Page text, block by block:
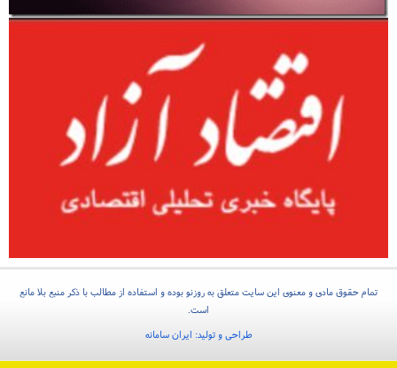
تمام حقوق مادی و معنوی این سایت متعلق به روزنو بوده و استفاده از مطالب با ذکر منبع بلا مانع
است.
طراحی و تولید: ایران سامانه